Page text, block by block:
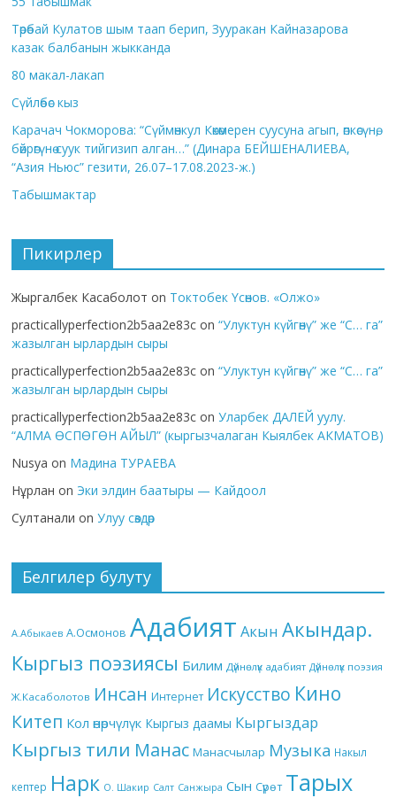
Төрөбай Кулатов шым таап берип, Зууракан Кайназарова
казак балбанын жыкканда
80 макал-лакап
Сүйлөбөс кыз
Карачач Чокморова: “Сүймөнкул Көкөмерен суусуна агып, өпкөсүнө,
бөйрөгүнө суук тийгизип алган…” (Динара БЕЙШЕНАЛИЕВА,
“Азия Ньюс” гезити, 26.07–17.08.2023-ж.)
Табышмактар
Пикирлер
Жыргалбек Касаболот on Токтобек Үсөнов. «Олжо»
practicallyperfection2b5aa2e83c on“Улуктун күйгөнү” же “С… га”
жазылган ырлардын сыры
practicallyperfection2b5aa2e83c on“Улуктун күйгөнү” же “С… га”
жазылган ырлардын сыры
practicallyperfection2b5aa2e83c onУларбек ДАЛЕЙ уулу.
“АЛМА ӨСПӨГӨН АЙЫЛ” (кыргызчалаган Кыялбек АКМАТОВ)
Nusya on Мадина ТУРАЕВА
Нұрлан on Эки элдин баатыры — Кайдоол
Султанали onУлуу сөздөр
Белгилер булуту
А.Абыкаев А.Осмонов Адабият Акын Акындар.
Кыргыз поэзиясы Билим Дүйнөлүк адабият Дүйнөлүк поэзия
Ж.Касаболотов Инсан Интернет Искусство Кино
Китеп Кол өнөрчүлүк Кыргыз даамы Кыргыздар
Кыргыз тили Манас Манасчылар Музыка Накыл
кептер Нарк О. Шакир Салт Санжыра Сын Сүрөт Тарых